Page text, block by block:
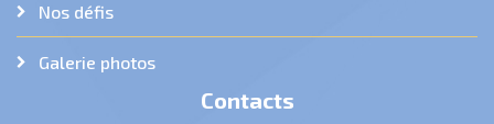
Nos défis
Galerie photos
Contacts